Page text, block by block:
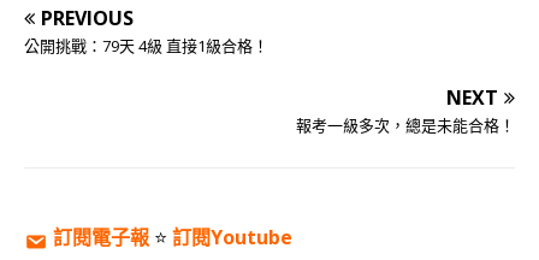
PREVIOUS
公開挑戰：79天 4級 直接1級合格！
NEXT
報考一級多次，總是未能合格！
訂閱電子報 ⭐️ 訂閱Youtube